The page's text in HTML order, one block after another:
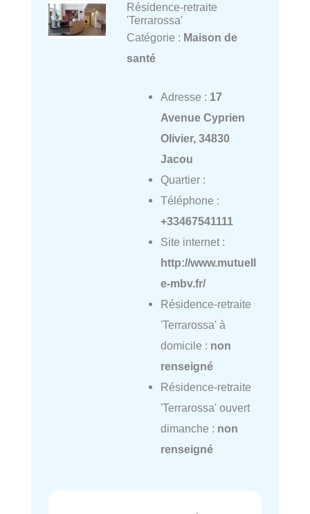
Résidence-retraite
'Terrarossa'
Catégorie : Maison de
santé
Adresse : 17
Avenue Cyprien
Olivier, 34830
Jacou
Quartier :
Téléphone :
+33467541111
Site internet :
http://www.mutuell
e-mbv.fr/
Résidence-retraite
'Terrarossa' à
domicile : non
renseigné
Résidence-retraite
'Terrarossa' ouvert
dimanche : non
renseigné